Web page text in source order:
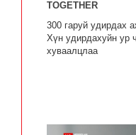
TOGETHER
300 гаруй удирдах
Хүн удирдахуйн ур
хуваалцлаа